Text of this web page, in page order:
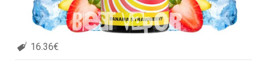
16.36€